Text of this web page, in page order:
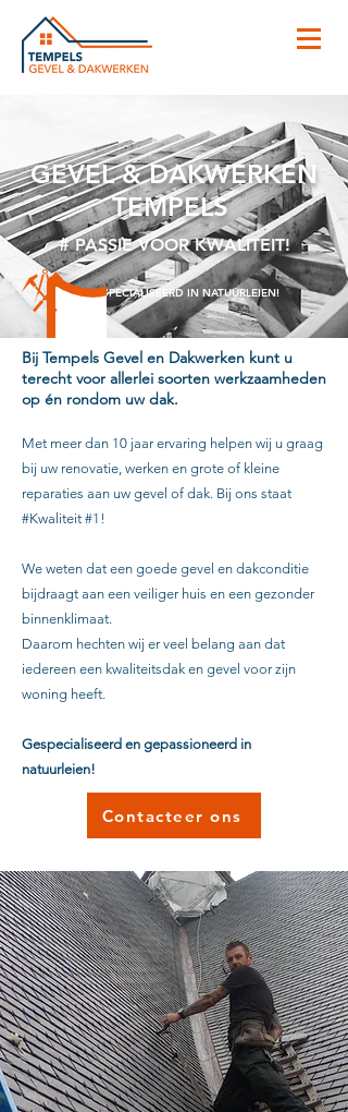
GESPECIALISEERD IN NATUURLEIEN!
GEVEL & DAKWERKEN
TEMPELS
#PASSIE VOOR KWALITEIT!
Bij Tempels Gevel en Dakwerken kunt u
terecht voor allerlei soorten werkzaamheden
op én rondom uw dak.
Met meer dan 10 jaar ervaring helpen wij u graag
bij uw renovatie, werken en grote of kleine
reparaties aan uw gevel of dak. Bij ons staat
#Kwaliteit #1!
We weten dat een goede gevel en dakconditie
bijdraagt ​​aan een veiliger huis en een gezonder
binnenklimaat.
Daarom hechten wij er veel belang aan dat
iedereen een kwaliteitsdak en gevel voor zijn
woning heeft.
Gespecialiseerd en gepassioneerd in
natuurleien!
Contacteer ons